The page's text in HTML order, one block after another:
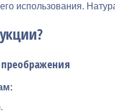
использования.